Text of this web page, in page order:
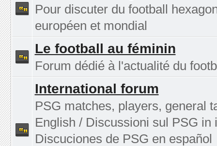
Pour discuter du football
européen et mondial
Le football au féminin
Forum dédié à l'actualité du
International forum
PSG matches, players, general
English / Discussioni sul PSG in
Discuciones de PSG en español